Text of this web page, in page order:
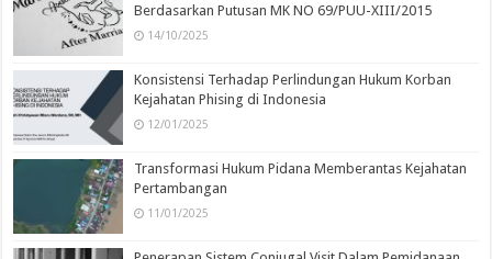
Berdasarkan Putusan MK NO 69/PUU-XIII/2015
14/10/2025
Konsistensi Terhadap Perlindungan Hukum Korban
Kejahatan Phising di Indonesia
12/01/2025
Transformasi Hukum Pidana Memberantas Kejahatan
Pertambangan
11/01/2025